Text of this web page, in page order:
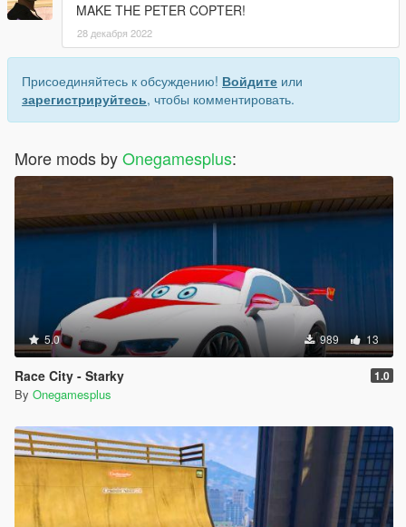
MAKE THE PETER COPTER!
28 декабря 2022
Присоединяйтесь к обсуждению! Войдите или
зарегистрируйтесь, чтобы комментировать.
More mods byOnegamesplus:
5.0 989 13
Race City - Starky 1.0
By Onegamesplus